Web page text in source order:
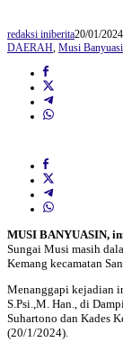
redaksi iniberita20/01/2024
DAERAH, Musi
MUSI BANYUASIN,
Sungai Musi masih
Kemang kecamatan
Menanggapi kejadian
S.Psi.,M. Han., di
Suhartono dan Kades
(20/1/2024).